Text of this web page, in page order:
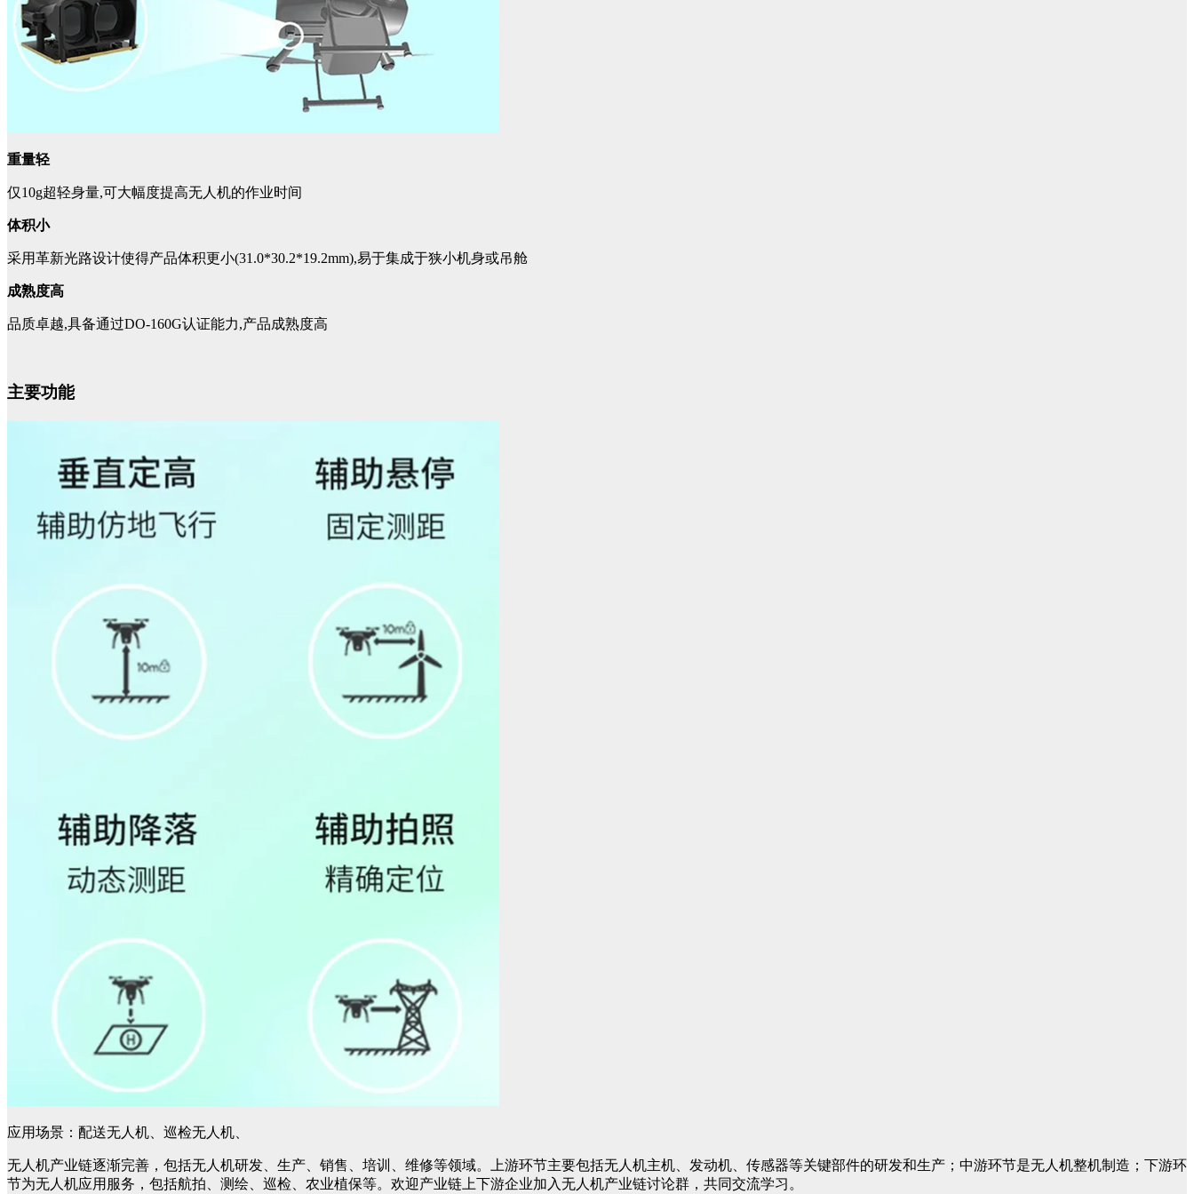
重量轻
仅10g超轻身量,可大幅度提高无人机的作业时间
体积小
采用革新光路设计使得产品体积更小(31.0*30.2*19.2mm),易于集成于狭小机身或吊舱
成熟度高
品质卓越,具备通过DO-160G认证能力,产品成熟度高
主要功能
应用场景：配送无人机、巡检无人机、
无人机产业链逐渐完善，包括无人机研发、生产、销售、培训、维修等领域。上游环节主要包括无人机主机、发动机、传感器等关键部件的研发和生产；中游环节是无人机整机制造；下游环
节为无人机应用服务，包括航拍、测绘、巡检、农业植保等。欢迎产业链上下游企业加入无人机产业链讨论群，共同交流学习。